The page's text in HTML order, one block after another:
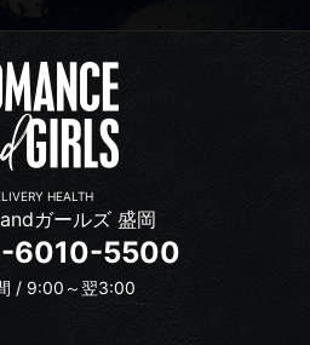
HEALTH
ガールズ 盛岡
6010-5500
/ 9:00～翌3:00